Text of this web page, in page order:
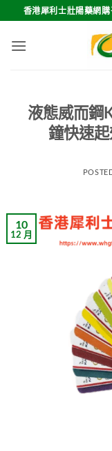
to
content
香港犀利士壯陽藥網
液態威而鋼
鐘快速
10
12 月